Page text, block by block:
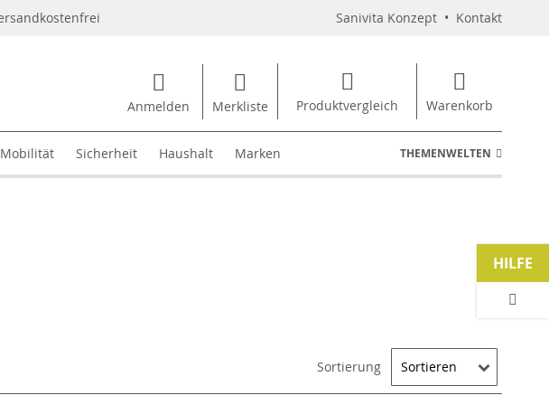
Sanivita Konzept • Kontakt
Anmelden Merkliste Produktvergleich Warenkorb
Mobilität Sicherheit Haushalt Marken THEMENWELTEN
Sortierung
HILFE